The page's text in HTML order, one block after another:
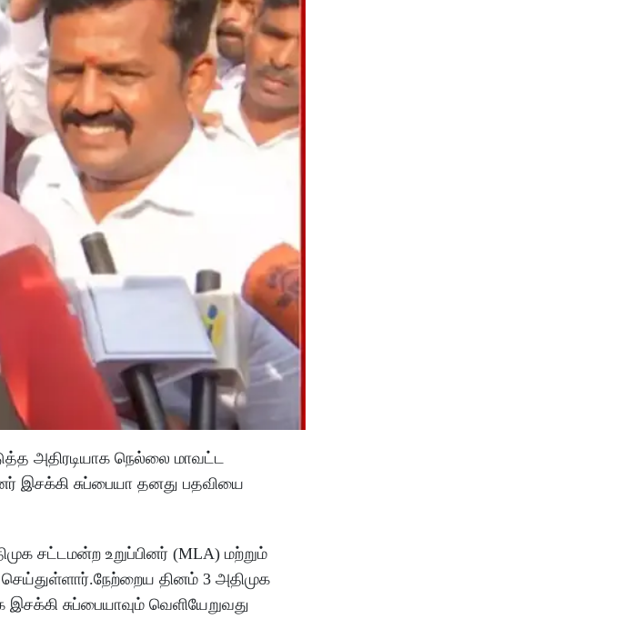
அதிரடியாக நெல்லை மாவட்ட
இசக்கி சுப்பையா தனது பதவியை
சட்டமன்ற உறுப்பினர் (MLA) மற்றும்
தினம் 3 அதிமுக
சுப்பையாவும் வெளியேறுவது